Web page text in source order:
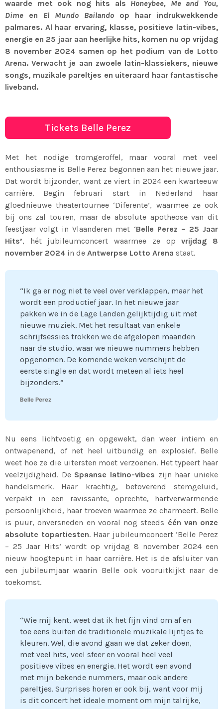
waarde met ook nog hits als Honeybee, Me and You,
Dime en El Mundo Bailando op haar indrukwekkende
palmares. Al haar ervaring, klasse, positieve latin-vibes,
energie en 25 jaar aan heerlijke hits, komen nu op vrijdag
8 november 2024 samen op het podium van de Lotto
Arena. Verwacht je aan zwoele latin-klassiekers, nieuwe
songs, muzikale pareltjes en uiteraard haar fantastische
liveband.
Tickets Belle Perez
Met het nodige tromgeroffel, maar vooral met veel
enthousiasme is Belle Perez begonnen aan het nieuwe jaar.
Dat wordt bijzonder, want ze viert in 2024 een kwarteeuw
carrière. Begin februari start in Nederland haar
gloednieuwe theatertournee ‘Diferente’, waarmee ze ook
bij ons zal touren, maar de absolute apotheose van dit
feestjaar volgt in Vlaanderen met ‘Belle Perez – 25 Jaar
Hits’, hét jubileumconcert waarmee ze opvrijdag 8
november 2024 in de Antwerpse Lotto Arena staat.
“Ik ga er nog niet te veel over verklappen, maar het
wordt een productief jaar. In het nieuwe jaar
pakken we in de Lage Landen gelijktijdig uit met
nieuwe muziek. Met het resultaat van enkele
schrijfsessies trokken we de afgelopen maanden
naar de studio, waar we nieuwe nummers hebben
opgenomen. De komende weken verschijnt de
eerste single en dat wordt meteen al iets heel
bijzonders.”
Belle Perez
Nu eens lichtvoetig en opgewekt, dan weer intiem en
ontwapenend, of net heel uitbundig en explosief. Belle
weet hoe ze die uitersten moet verzoenen. Het typeert haar
veelzijdigheid. De Spaanse latino-vibes zijn haar unieke
handelsmerk. Haar krachtig, betoverend stemgeluid,
verpakt in een ravissante, oprechte, hartverwarmende
persoonlijkheid, haar troeven waarmee ze charmeert. Belle
is puur, onversneden en vooral nog steeds één van onze
absolute topartiesten. Haar jubileumconcert ‘Belle Perez
– 25 Jaar Hits’ wordt op vrijdag 8 november 2024 een
nieuw hoogtepunt in haar carrière. Het is de afsluiter van
een jubileumjaar waarin Belle ook vooruitkijkt naar de
toekomst.
“Wie mij kent, weet dat ik het fijn vind om af en
toe eens buiten de traditionele muzikale lijntjes te
kleuren. Wel, die avond gaan we dat zeker doen,
met veel hits, veel sfeer en vooral heel veel
positieve vibes en energie. Het wordt een avond
met mijn bekende nummers, maar ook andere
pareltjes. Surprises horen er ook bij, want voor mij
is dit concert het ideale moment om mijn talrijke,